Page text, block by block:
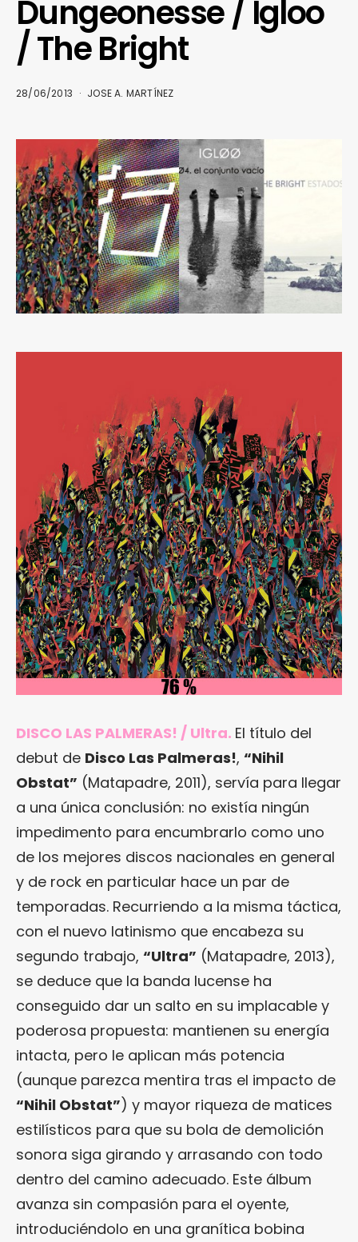
Dungeonesse / Igloo
/ The Bright
28/06/2013 JOSE A. MARTÍNEZ
DISCO LAS PALMERAS! / Ultra. El título del
debut de Disco Las Palmeras!, “Nihil
Obstat” (Matapadre, 2011), servía para llegar
a una única conclusión: no existía ningún
impedimento para encumbrarlo como uno
de los mejores discos nacionales en general
y de rock en particular hace un par de
temporadas. Recurriendo a la misma táctica,
con el nuevo latinismo que encabeza su
segundo trabajo, “Ultra” (Matapadre, 2013),
se deduce que la banda lucense ha
conseguido dar un salto en su implacable y
poderosa propuesta: mantienen su energía
intacta, pero le aplican más potencia
(aunque parezca mentira tras el impacto de
“Nihil Obstat”) y mayor riqueza de matices
estilísticos para que su bola de demolición
sonora siga girando y arrasando con todo
dentro del camino adecuado. Este álbum
avanza sin compasión para el oyente,
introduciéndolo en una granítica bobina